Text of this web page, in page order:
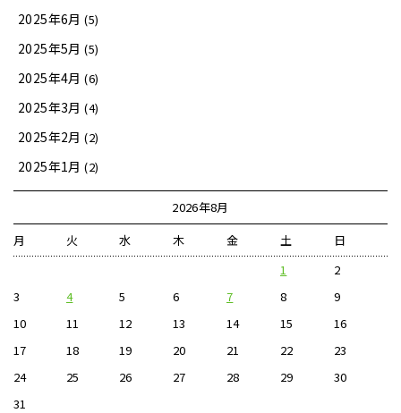
2025年6月 (5)
2025年5月 (5)
2025年4月 (6)
2025年3月 (4)
2025年2月 (2)
2025年1月 (2)
2026年8月
月
火 水 木 金 土
日
1
2
3
4 5 6 7 8
9
10
11 12 13 14 15
16
17
18 19 20 21 22
23
24
25 26 27 28 29
30
31